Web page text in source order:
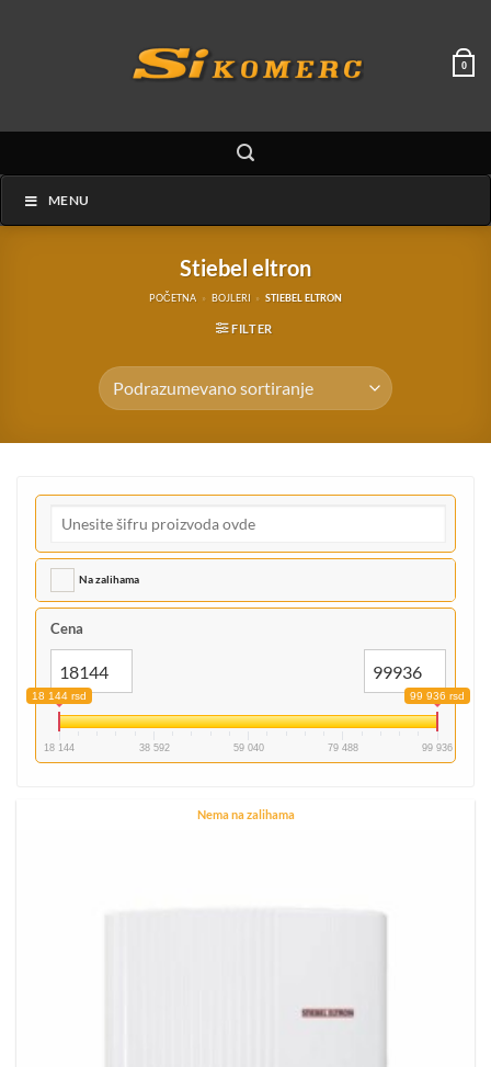
0
MENU
Stiebel eltron
POČETNA » BOJLERI » STIEBEL ELTRON
FILTER
Na zalihama
Cena
18 144 rsd 99 936 rsd
18 144 38 592 59 040 79 488 99 936
Nema na zalihama